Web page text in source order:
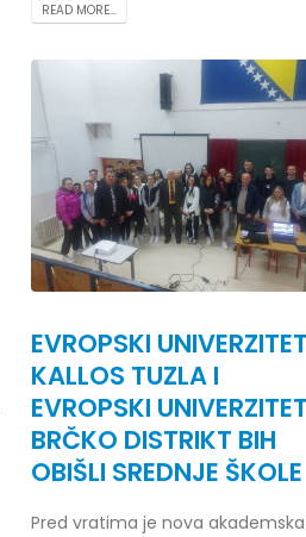
READ MORE...
EVROPSKI UNIVERZITET
KALLOS TUZLA I
EVROPSKI UNIVERZITET
BRČKO DISTRIKT BIH
OBIŠLI SREDNJE ŠKOLE
Pred vratima je nova